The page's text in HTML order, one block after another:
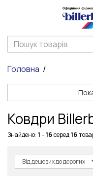
Головна
Ковдри
Знайдено: 1 -16серед16